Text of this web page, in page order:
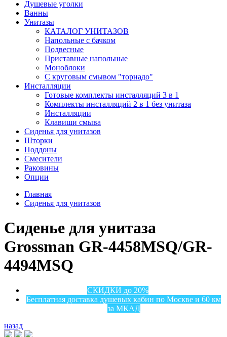
Душевые уголки
Ванны
Унитазы
КАТАЛОГ УНИТАЗОВ
Напольные с бачком
Подвесные
Приставные напольные
Моноблоки
С круговым смывом "торнадо"
Инсталляции
Готовые комплекты инсталляций 3 в 1
Комплекты инсталляций 2 в 1 без унитаза
Инсталляции
Клавиши смыва
Сиденья для унитазов
Шторки
Поддоны
Смесители
Раковины
Опции
Главная
Сиденья для унитазов
Сиденье для унитаза
Grossman GR-4458MSQ/GR-
4494MSQ
СКИДКИ до 20%
Бесплатная доставка душевых кабин по Москве и 60 км
за МКАД
назад